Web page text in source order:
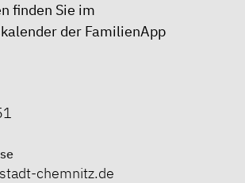
finden Sie im
der FamilienApp
chemnitz.de